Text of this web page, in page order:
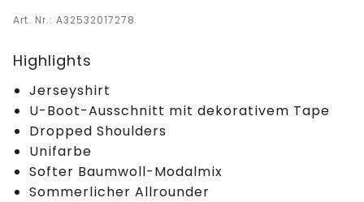
Art. Nr.: A32532017278
Highlights
Jerseyshirt
U-Boot-Ausschnitt mit dekorativem Tape
Dropped Shoulders
Unifarbe
Softer Baumwoll-Modalmix
Sommerlicher Allrounder